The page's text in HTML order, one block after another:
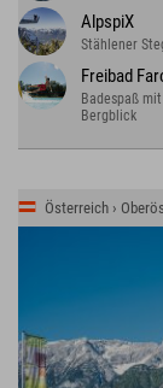
AlpspiX
Stählener
Freibad
Badespaß
Bergblick
Österreich ›